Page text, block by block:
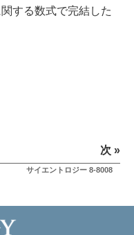
する数式で完結した
次 »
サイエントロジー 8-8008